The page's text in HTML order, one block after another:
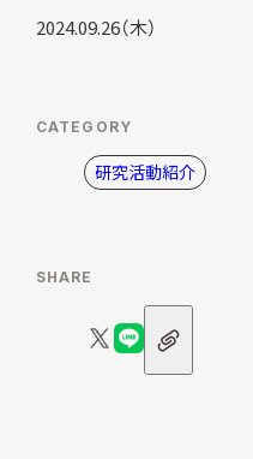
2024.09.26（木）
CATEGORY
研究活動紹介
SHARE
X
LINE
URL
ア
イ